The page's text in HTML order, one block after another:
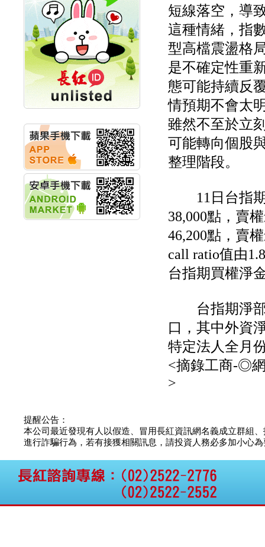
宇辰系統科技:宇辰業績
創新高 啟動興櫃轉上櫃
計畫
明緯企業:明緯永續科技
競賽 以電源驅動善的力
量
秀育企業:秀育SHO-U儲
能系統 獲國內首張CNS
認證
聯博投信:聯博00404A
華旭先進:代重要子公司
碩通散熱股份有限公司
公告董事會通過發言人
及代理發
華旭先進:代重要子公司
碩通散熱股份有限公司
公告董事會決議發行員
工認股權
華旭先進:代重要子公司
格斯科技*:公告更正
115/05/12重訊內容(停
止過戶起始日期)
「新北市淡水區海鷗段
阿波羅電力:公告本公司
短線落空，導
這種情緒，指
型高檔震盪格
是不確定性重
態可能持續反
情預期不會太
雖然不至於立
可能轉向個股
整理階段。
11日台指期
38,000點，賣
46,200點，賣
call ratio值由
台指期買權淨
台指期淨部
口，其中外資
特定法人全月
<摘錄工商-◎
>
提醒公告：
本公司最近發現有人以假造、冒用長紅資訊網名義成立群組
進行詐騙行為，若有接獲相關訊息，請投資人務必多加小心